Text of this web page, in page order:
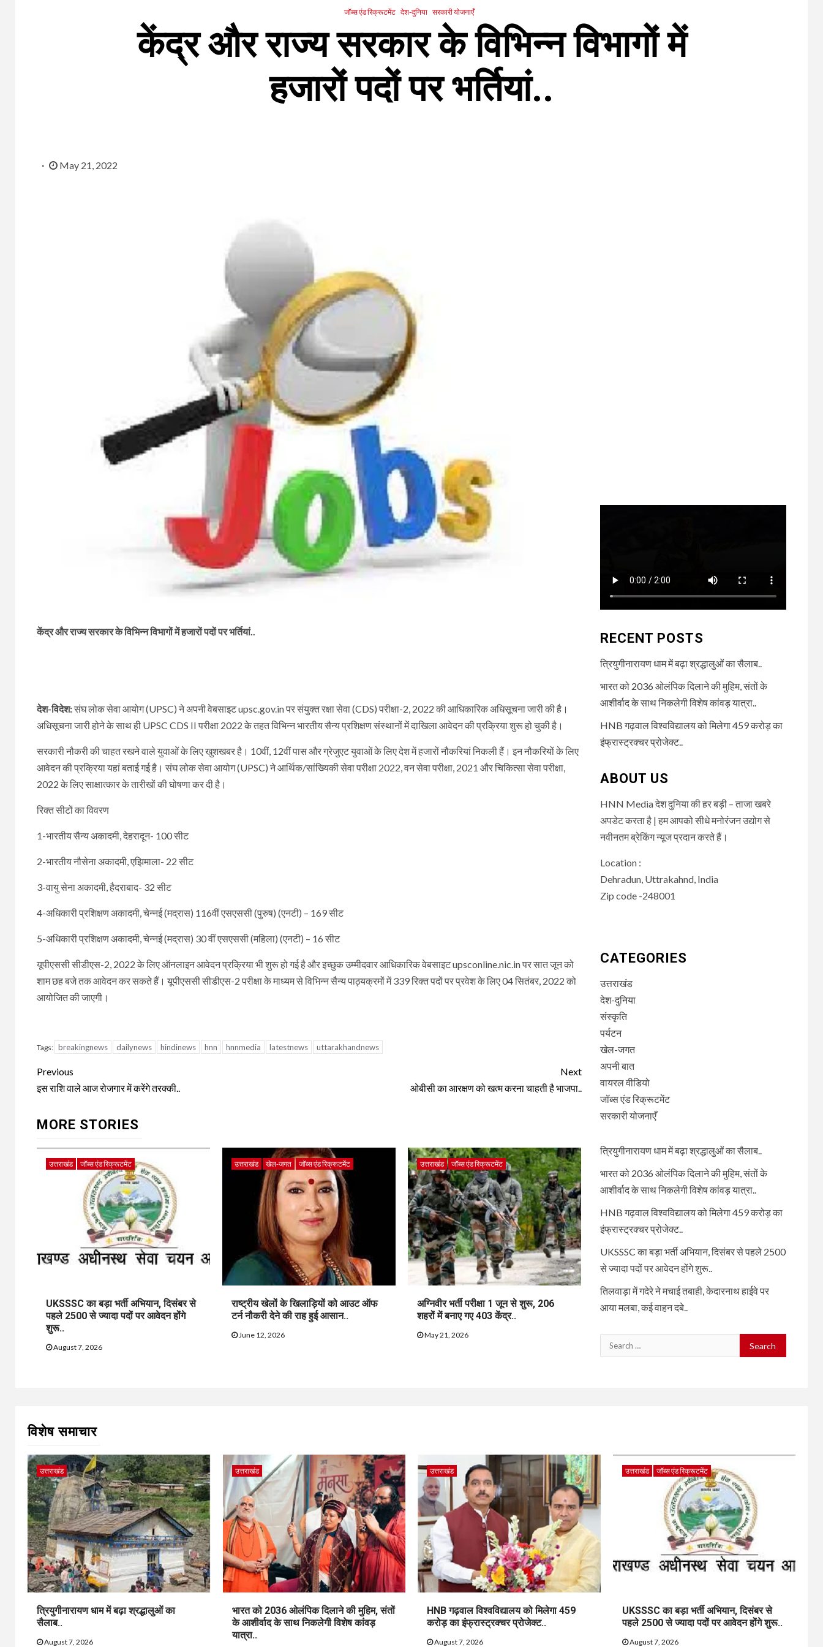
जॉब्स एंड रिक्रूटमेंट देश-दुनिया सरकारी योजनाएँ
केंद्र और राज्य सरकार के विभिन्न विभागों में
हजारों पदों पर भर्तियां..
May 21, 2022
केंद्र और राज्य सरकार के विभिन्न विभागों में हजारों पदों पर भर्तियां..
देश-विदेश:संघ लोक सेवा आयोग (UPSC) ने अपनी वेबसाइट upsc.gov.in पर संयुक्त रक्षा सेवा (CDS) परीक्षा-2, 2022 की आधिकारिक अधिसूचना जारी की है।
अधिसूचना जारी होने के साथ ही UPSC CDS II परीक्षा 2022 के तहत विभिन्न भारतीय सैन्य प्रशिक्षण संस्थानों में दाखिला आवेदन की प्रक्रिया शुरू हो चुकी है।
सरकारी नौकरी की चाहत रखने वाले युवाओं के लिए खुशखबर है। 10वीं, 12वीं पास और ग्रेजुएट युवाओं के लिए देश में हजारों नौकरियां निकली हैं। इन नौकरियों के लिए
आवेदन की प्रक्रिया यहां बताई गई है। संघ लोक सेवा आयोग (UPSC) ने आर्थिक/सांख्यिकी सेवा परीक्षा 2022, वन सेवा परीक्षा, 2021 और चिकित्सा सेवा परीक्षा,
2022 के लिए साक्षात्कार के तारीखों की घोषणा कर दी है।
रिक्त सीटों का विवरण
1-भारतीय सैन्य अकादमी, देहरादून- 100 सीट
2-भारतीय नौसेना अकादमी, एझिमाला- 22 सीट
3-वायु सेना अकादमी, हैदराबाद- 32 सीट
4-अधिकारी प्रशिक्षण अकादमी, चेन्नई (मद्रास) 116वीं एसएससी (पुरुष) (एनटी) – 169 सीट
5-अधिकारी प्रशिक्षण अकादमी, चेन्नई (मद्रास) 30 वीं एसएससी (महिला) (एनटी) – 16 सीट
यूपीएससी सीडीएस-2, 2022 के लिए ऑनलाइन आवेदन प्रक्रिया भी शुरू हो गई है और इच्छुक उम्मीदवार आधिकारिक वेबसाइट upsconline.nic.in पर सात जून को
शाम छह बजे तक आवेदन कर सकते हैं। यूपीएससी सीडीएस-2 परीक्षा के माध्यम से विभिन्न सैन्य पाठ्यक्रमों में 339 रिक्त पदों पर प्रवेश के लिए 04 सितंबर, 2022 को
आयोजित की जाएगी।
Tags: breakingnews dailynews hindinews hnn hnnmedia latestnews uttarakhandnews
Continue
Reading
Previous
इस राशि वाले आज रोजगार में करेंगे तरक्की..
Next
ओबीसी का आरक्षण को खत्म करना चाहती है भाजपा..
MORE STORIES
उत्तराखंड जॉब्स एंड रिक्रूटमेंट
UKSSSC का बड़ा भर्ती अभियान, दिसंबर से
पहले 2500 से ज्यादा पदों पर आवेदन होंगे
शुरू..
August 7, 2026
उत्तराखंड खेल-जगत जॉब्स एंड रिक्रूटमेंट
राष्ट्रीय खेलों के खिलाड़ियों को आउट ऑफ
टर्न नौकरी देने की राह हुई आसान..
June 12, 2026
उत्तराखंड जॉब्स एंड रिक्रूटमेंट
अग्निवीर भर्ती परीक्षा 1 जून से शुरू, 206
शहरों में बनाए गए 403 केंद्र..
May 21, 2026
RECENT POSTS
त्रियुगीनारायण धाम में बढ़ा श्रद्धालुओं का सैलाब..
भारत को 2036 ओलंपिक दिलाने की मुहिम, संतों के
आशीर्वाद के साथ निकलेगी विशेष कांवड़ यात्रा..
HNB गढ़वाल विश्वविद्यालय को मिलेगा 459 करोड़ का
इंफ्रास्ट्रक्चर प्रोजेक्ट..
ABOUT US
HNN Media देश दुनिया की हर बड़ी – ताजा खबरे
अपडेट करता है | हम आपको सीधे मनोरंजन उद्योग से
नवीनतम ब्रेकिंग न्यूज प्रदान करते हैं।
Location :
Dehradun, Uttrakahnd, India
Zip code -248001
CATEGORIES
उत्तराखंड
देश-दुनिया
संस्कृति
पर्यटन
खेल-जगत
अपनी बात
वायरल वीडियो
जॉब्स एंड रिक्रूटमेंट
सरकारी योजनाएँ
त्रियुगीनारायण धाम में बढ़ा श्रद्धालुओं का सैलाब..
भारत को 2036 ओलंपिक दिलाने की मुहिम, संतों के
आशीर्वाद के साथ निकलेगी विशेष कांवड़ यात्रा..
HNB गढ़वाल विश्वविद्यालय को मिलेगा 459 करोड़ का
इंफ्रास्ट्रक्चर प्रोजेक्ट..
UKSSSC का बड़ा भर्ती अभियान, दिसंबर से पहले 2500
से ज्यादा पदों पर आवेदन होंगे शुरू..
तिलवाड़ा में गदेरे ने मचाई तबाही, केदारनाथ हाईवे पर
आया मलबा, कई वाहन दबे..
Search
for:
विशेष समाचार
उत्तराखंड
त्रियुगीनारायण धाम में बढ़ा श्रद्धालुओं का
सैलाब..
August 7, 2026
उत्तराखंड
भारत को 2036 ओलंपिक दिलाने की मुहिम, संतों
के आशीर्वाद के साथ निकलेगी विशेष कांवड़
यात्रा..
उत्तराखंड
HNB गढ़वाल विश्वविद्यालय को मिलेगा 459
करोड़ का इंफ्रास्ट्रक्चर प्रोजेक्ट..
August 7, 2026
उत्तराखंड जॉब्स एंड रिक्रूटमेंट
UKSSSC का बड़ा भर्ती अभियान, दिसंबर से
पहले 2500 से ज्यादा पदों पर आवेदन होंगे शुरू..
August 7, 2026